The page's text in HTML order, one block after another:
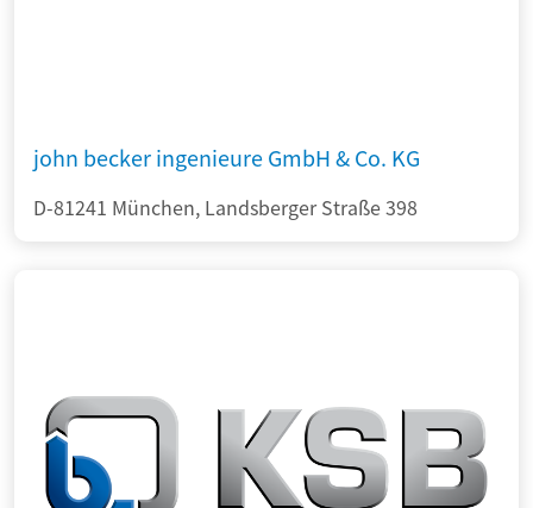
john becker ingenieure GmbH & Co. KG
D-81241 München, Landsberger Straße 398